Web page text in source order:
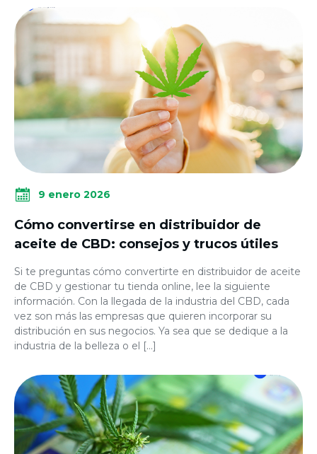
9 enero 2026
Cómo convertirse en distribuidor de
aceite de CBD: consejos y trucos útiles
Si te preguntas cómo convertirte en distribuidor de aceite
de CBD y gestionar tu tienda online, lee la siguiente
información. Con la llegada de la industria del CBD, cada
vez son más las empresas que quieren incorporar su
distribución en sus negocios. Ya sea que se dedique a la
industria de la belleza o el […]